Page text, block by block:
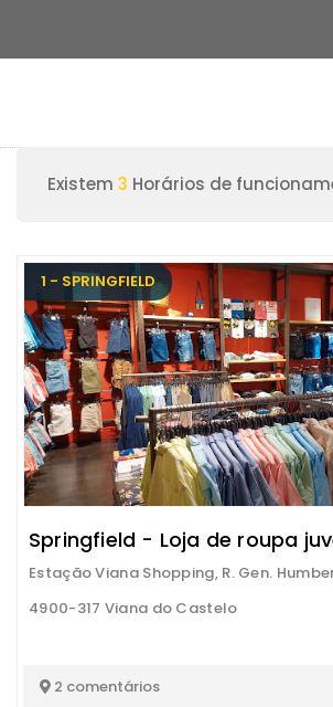
Existem 3 Horários de
1 - SPRINGFIELD
Springfield - Loja de roupa
Estação Viana Shopping, R. Gen.
4900-317 Viana do Castelo
2 comentários